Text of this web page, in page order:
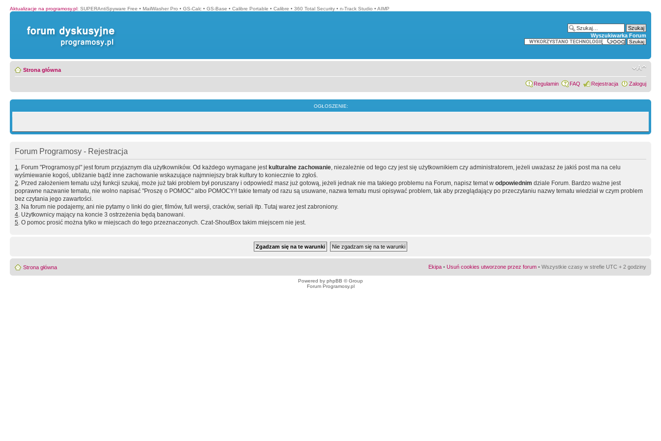
Aktualizacje na programosy.pl: SUPERAntiSpyware Free • MailWasher Pro • GS-Calc • GS-Base • Calibre Portable • Calibre • 360 Total Security • n-Track Studio • AIMP
Wyszukiwarka Forum
Strona główna
Regulamin FAQ Rejestracja Zaloguj
OGŁOSZENIE:
Forum Programosy - Rejestracja
1. Forum "Programosy.pl" jest forum przyjaznym dla użytkowników. Od każdego wymagane jest kulturalne zachowanie, niezależnie od tego czy jest się użytkownikiem czy administratorem, jeżeli uważasz że jakiś post ma na celu
wyśmiewanie kogoś, ubliżanie bądź inne zachowanie wskazujące najmniejszy brak kultury to koniecznie to zgłoś.
2. Przed założeniem tematu użyj funkcji szukaj, może już taki problem był poruszany i odpowiedź masz już gotową, jeżeli jednak nie ma takiego problemu na Forum, napisz temat w odpowiednim dziale Forum. Bardzo ważne jest
poprawne nazwanie tematu, nie wolno napisać "Proszę o POMOC" albo POMOCY!! takie tematy od razu są usuwane, nazwa tematu musi opisywać problem, tak aby przeglądający po przeczytaniu nazwy tematu wiedział w czym problem
bez czytania jego zawartości.
3. Na forum nie podajemy, ani nie pytamy o linki do gier, filmów, full wersji, cracków, seriali itp. Tutaj warez jest zabroniony.
4. Użytkownicy mający na koncie 3 ostrzeżenia będą banowani.
5. O pomoc prosić można tylko w miejscach do tego przeznaczonych. Czat-ShoutBox takim miejscem nie jest.
Strona główna Ekipa • Usuń cookies utworzone przez forum • Wszystkie czasy w strefie UTC + 2 godziny
Powered by phpBB © Group
Forum Programosy.pl